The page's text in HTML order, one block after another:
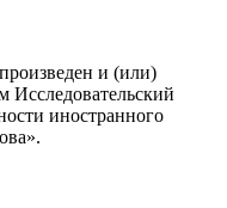
и (или)
Исследовательский
иностранного